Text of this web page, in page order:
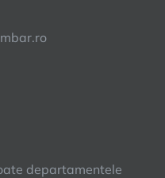
departamentele